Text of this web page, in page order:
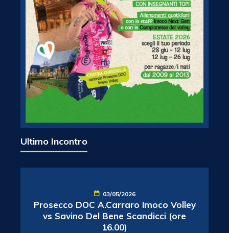
Ultimo Incontro
03/05/2026
Prosecco DOC A.Carraro Imoco Volley
vs Savino Del Bene Scandicci (ore
16.00)